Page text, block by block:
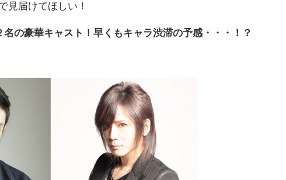
見届けてほしい！
の豪華キャスト！早くもキャラ渋滞の予感・・・！？